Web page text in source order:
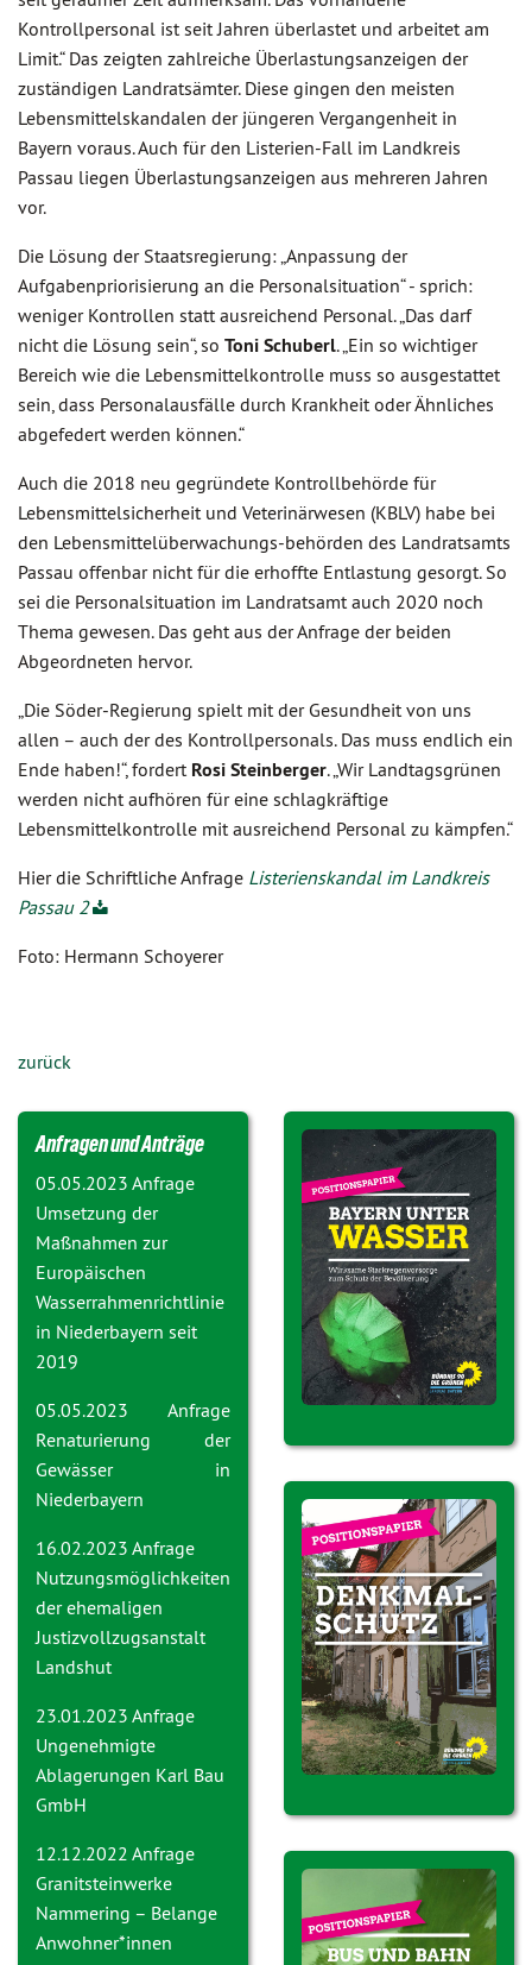
Kontrollpersonal ist seit Jahren überlastet und arbeitet am
Limit.“ Das zeigten zahlreiche Überlastungsanzeigen der
zuständigen Landratsämter. Diese gingen den meisten
Lebensmittelskandalen der jüngeren Vergangenheit in
Bayern voraus. Auch für den Listerien-Fall im Landkreis
Passau liegen Überlastungsanzeigen aus mehreren Jahren
vor.
Die Lösung der Staatsregierung: „Anpassung der
Aufgabenpriorisierung an die Personalsituation“ - sprich:
weniger Kontrollen statt ausreichend Personal. „Das darf
nicht die Lösung sein“, so Toni Schuberl. „Ein so wichtiger
Bereich wie die Lebensmittelkontrolle muss so ausgestattet
sein, dass Personalausfälle durch Krankheit oder Ähnliches
abgefedert werden können.“
Auch die 2018 neu gegründete Kontrollbehörde für
Lebensmittelsicherheit und Veterinärwesen (KBLV) habe bei
den Lebensmittelüberwachungs-behörden des Landratsamts
Passau offenbar nicht für die erhoffte Entlastung gesorgt. So
sei die Personalsituation im Landratsamt auch 2020 noch
Thema gewesen. Das geht aus der Anfrage der beiden
Abgeordneten hervor.
„Die Söder-Regierung spielt mit der Gesundheit von uns
allen – auch der des Kontrollpersonals. Das muss endlich ein
Ende haben!“, fordert Rosi Steinberger. „Wir Landtagsgrünen
werden nicht aufhören für eine schlagkräftige
Lebensmittelkontrolle mit ausreichend Personal zu kämpfen.“
Hier die Schriftliche Anfrage Listerienskandal im Landkreis
Passau 2
Foto: Hermann Schoyerer
zurück
Anfragen und Anträge
05.05.2023 Anfrage
Umsetzung der
Maßnahmen zur
Europäischen
Wasserrahmenrichtlinie
in Niederbayern seit
2019
05.05.2023 Anfrage
Renaturierung der
Gewässer in
Niederbayern
16.02.2023 Anfrage
Nutzungsmöglichkeiten
der ehemaligen
Justizvollzugsanstalt
Landshut
23.01.2023 Anfrage
Ungenehmigte
Ablagerungen Karl Bau
GmbH
12.12.2022 Anfrage
Granitsteinwerke
Nammering – Belange
Anwohner*innen